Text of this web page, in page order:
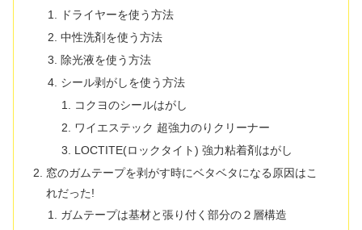
ドライヤーを使う方法
中性洗剤を使う方法
除光液を使う方法
シール剥がしを使う方法
コクヨのシールはがし
ワイエステック 超強力のりクリーナー
LOCTITE(ロックタイト) 強力粘着剤はがし
窓のガムテープを剥がす時にベタベタになる原因はこ
れだった!
ガムテープは基材と張り付く部分の２層構造